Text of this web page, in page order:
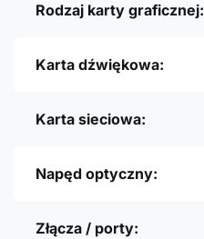
Rodzaj karty graficznej:
Karta dźwiękowa:
Karta sieciowa:
Napęd optyczny:
Złącza / porty: